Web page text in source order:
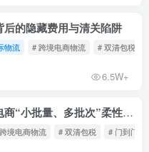
的隐藏费用与清关陷阱
物流 # 跨境电商物流 # 双清包税
6.5W+
告别高库存！铁路拼箱助力跨境电商“小批量、多批次”柔性补货
境电商物流 # 双清包税 # 门到门物